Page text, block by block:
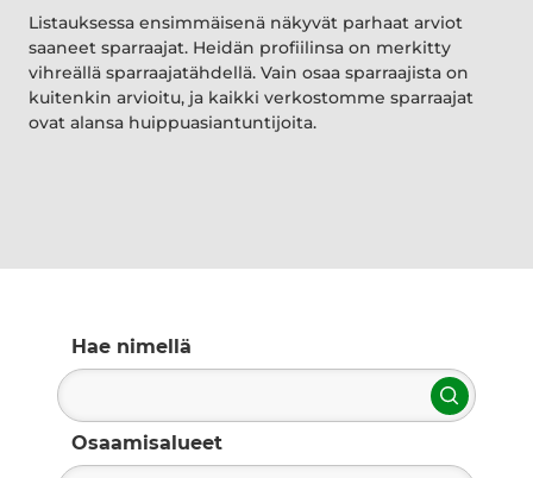
Listauksessa ensimmäisenä näkyvät parhaat arviot
saaneet sparraajat. Heidän profiilinsa on merkitty
vihreällä sparraajatähdellä. Vain osaa sparraajista on
kuitenkin arvioitu, ja kaikki verkostomme sparraajat
ovat alansa huippuasiantuntijoita.
Hae nimellä
Hae
Osaamisalueet